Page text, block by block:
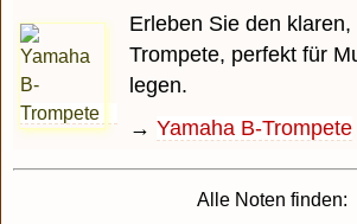
Erleben Sie den
Trompete, perfekt für
legen.
→ Yamaha B-Trompete
Alle Noten finden: